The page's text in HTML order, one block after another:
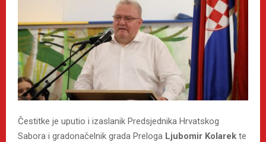
Čestitke je uputio i izaslanik Predsjednika Hrvatskog
Sabora i gradonačelnik grada Preloga Ljubomir Kolarek te